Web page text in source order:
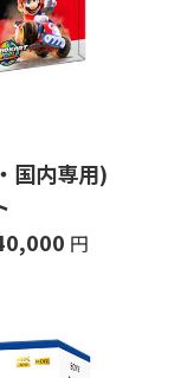
国内専用)
円